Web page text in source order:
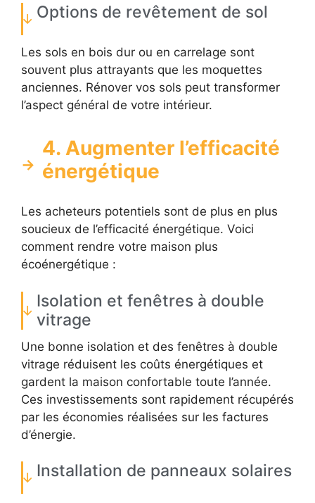
Options de revêtement de sol
Les sols en bois dur ou en carrelage sont
souvent plus attrayants que les moquettes
anciennes. Rénover vos sols peut transformer
l’aspect général de votre intérieur.
4. Augmenter l’efficacité
énergétique
Les acheteurs potentiels sont de plus en plus
soucieux de l’efficacité énergétique. Voici
comment rendre votre maison plus
écoénergétique :
Isolation et fenêtres à double
vitrage
Une bonne isolation et des fenêtres à double
vitrage réduisent les coûts énergétiques et
gardent la maison confortable toute l’année.
Ces investissements sont rapidement récupérés
par les économies réalisées sur les factures
d’énergie.
Installation de panneaux solaires